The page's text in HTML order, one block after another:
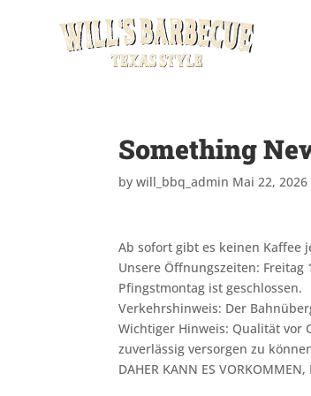
Something
bywill_bbq_admin Mai 22, 2026
Ab sofort gibt es keinen Kaffee
Unsere Öffnungszeiten: Freitag
Pfingstmontag ist geschlossen.
Verkehrshinweis: Der
Wichtiger Hinweis: Qualität vor
zuverlässig versorgen zu
DAHER KANN ES VORKOMMEN,